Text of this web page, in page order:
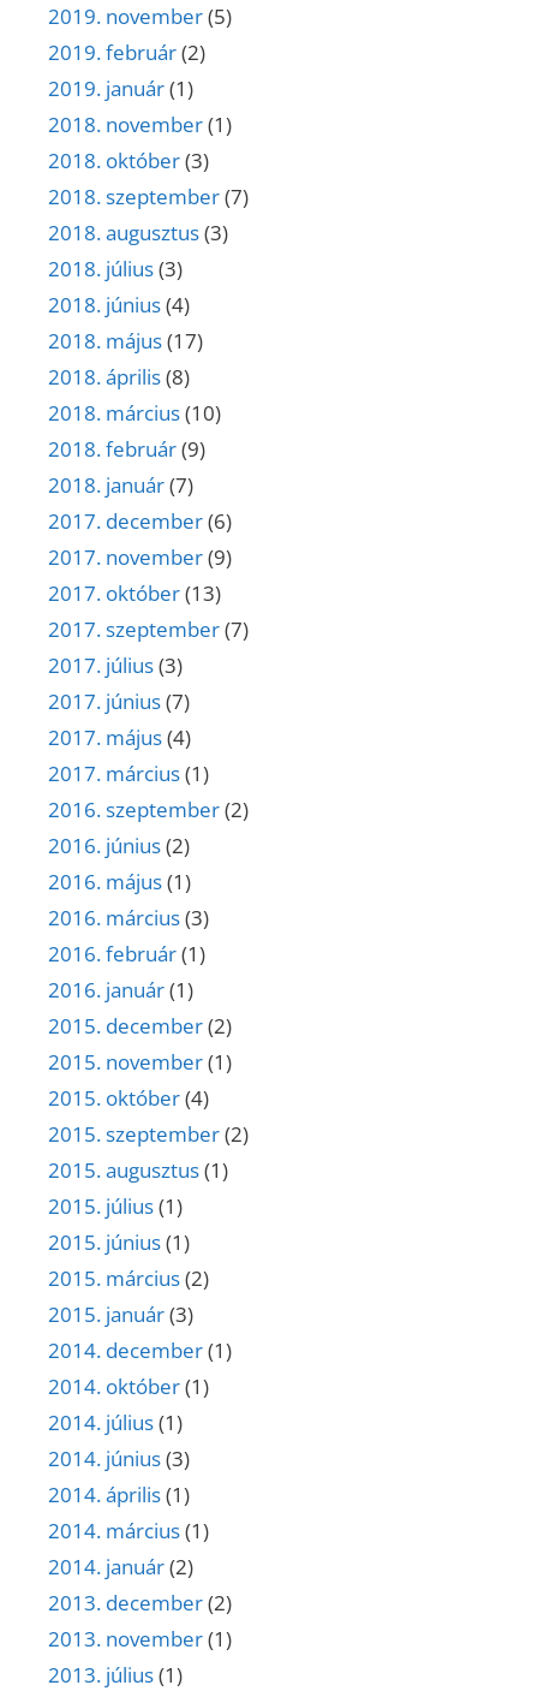
2019. november(5)
2019. február(2)
2019. január(1)
2018. november(1)
2018. október(3)
2018. szeptember(7)
2018. augusztus(3)
2018. július(3)
2018. június(4)
2018. május(17)
2018. április(8)
2018. március(10)
2018. február(9)
2018. január(7)
2017. december(6)
2017. november(9)
2017. október(13)
2017. szeptember(7)
2017. július(3)
2017. június(7)
2017. május(4)
2017. március(1)
2016. szeptember(2)
2016. június(2)
2016. május(1)
2016. március(3)
2016. február(1)
2016. január(1)
2015. december(2)
2015. november(1)
2015. október(4)
2015. szeptember(2)
2015. augusztus(1)
2015. július(1)
2015. június(1)
2015. március(2)
2015. január(3)
2014. december(1)
2014. október(1)
2014. július(1)
2014. június(3)
2014. április(1)
2014. március(1)
2014. január(2)
2013. december(2)
2013. november(1)
2013. július(1)